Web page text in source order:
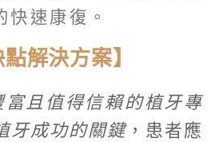
快速康復。
解決方案】
富且值得信賴的植牙專
牙成功的關鍵，患者應